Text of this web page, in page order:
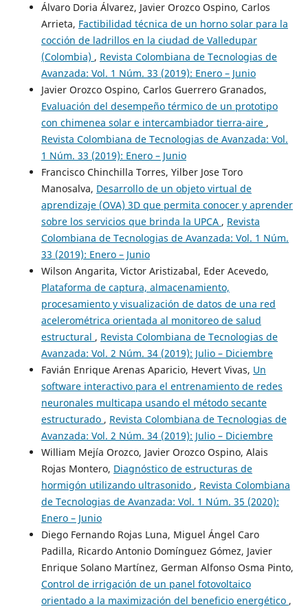
Álvaro Doria Álvarez, Javier Orozco Ospino, Carlos
Arrieta, Factibilidad técnica de un horno solar para la
cocción de ladrillos en la ciudad de Valledupar
(Colombia) , Revista Colombiana de Tecnologias de
Avanzada: Vol. 1 Núm. 33 (2019): Enero – Junio
Javier Orozco Ospino, Carlos Guerrero Granados,
Evaluación del desempeño térmico de un prototipo
con chimenea solar e intercambiador tierra-aire ,
Revista Colombiana de Tecnologias de Avanzada: Vol.
1 Núm. 33 (2019): Enero – Junio
Francisco Chinchilla Torres, Yilber Jose Toro
Manosalva, Desarrollo de un objeto virtual de
aprendizaje (OVA) 3D que permita conocer y aprender
sobre los servicios que brinda la UPCA , Revista
Colombiana de Tecnologias de Avanzada: Vol. 1 Núm.
33 (2019): Enero – Junio
Wilson Angarita, Victor Aristizabal, Eder Acevedo,
Plataforma de captura, almacenamiento,
procesamiento y visualización de datos de una red
acelerométrica orientada al monitoreo de salud
estructural , Revista Colombiana de Tecnologias de
Avanzada: Vol. 2 Núm. 34 (2019): Julio – Diciembre
Favián Enrique Arenas Aparicio, Hevert Vivas, Un
software interactivo para el entrenamiento de redes
neuronales multicapa usando el método secante
estructurado , Revista Colombiana de Tecnologias de
Avanzada: Vol. 2 Núm. 34 (2019): Julio – Diciembre
William Mejía Orozco, Javier Orozco Ospino, Alais
Rojas Montero, Diagnóstico de estructuras de
hormigón utilizando ultrasonido , Revista Colombiana
de Tecnologias de Avanzada: Vol. 1 Núm. 35 (2020):
Enero – Junio
Diego Fernando Rojas Luna, Miguel Ángel Caro
Padilla, Ricardo Antonio Domínguez Gómez, Javier
Enrique Solano Martínez, German Alfonso Osma Pinto,
Control de irrigación de un panel fotovoltaico
orientado a la maximización del beneficio energético ,